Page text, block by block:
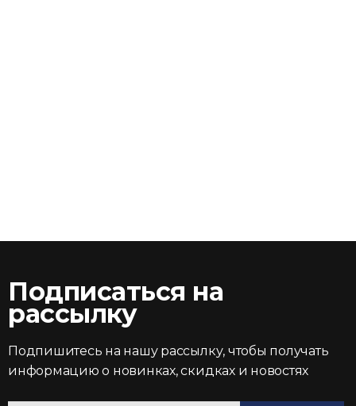
Подписаться на
рассылку
Подпишитесь на нашу рассылку, чтобы получать
информацию о новинках, скидках и новостях